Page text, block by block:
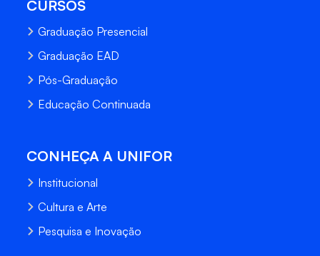
CURSOS
Graduação Presencial
Graduação EAD
Pós-Graduação
Educação Continuada
CONHEÇA A UNIFOR
Institucional
Cultura e Arte
Pesquisa e Inovação